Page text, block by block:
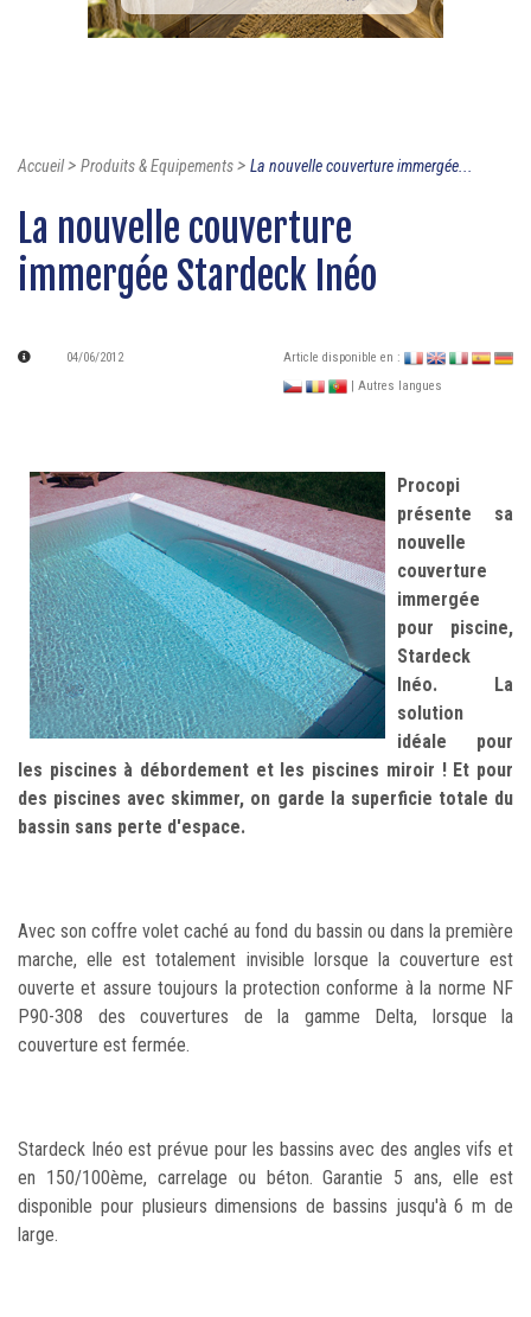
Accueil> Produits & Equipements> La nouvelle couverture immergée...
La nouvelle couverture
immergée Stardeck Inéo
04/06/2012
Article disponible en :
| Autres langues
Procopi
présente sa
nouvelle
couverture
immergée
pour piscine,
Stardeck
Inéo. La
solution
idéale pour
les piscines à débordement et les piscines miroir ! Et pour
des piscines avec skimmer, on garde la superficie totale du
bassin sans perte d'espace.
Avec son coffre volet caché au fond du bassin ou dans la première
marche, elle est totalement invisible lorsque la couverture est
ouverte et assure toujours la protection conforme à la norme NF
P90-308 des couvertures de la gamme Delta, lorsque la
couverture est fermée.
Stardeck Inéo est prévue pour les bassins avec des angles vifs et
en 150/100ème, carrelage ou béton. Garantie 5 ans, elle est
disponible pour plusieurs dimensions de bassins jusqu'à 6 m de
large.